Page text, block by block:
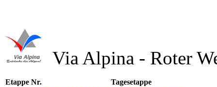
Via Alpina - Roter
Etappe Nr.
Tagesetappe